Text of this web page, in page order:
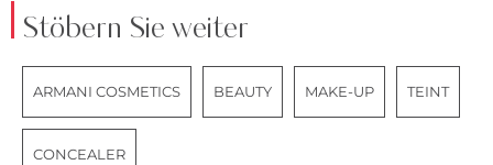
Stöbern Sie weiter
ARMANI COSMETICS BEAUTY MAKE-UP TEINT
CONCEALER